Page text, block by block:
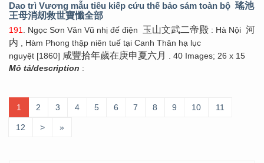
Dao trì Vương mẫu tiêu kiếp cứu thế bảo sám toàn bộ 瑤池
王母消刼救世寶懺全部
191. Ngọc Sơn Văn Vũ nhị đế điện 玉山文武二帝殿 : Hà Nội 河
内 , Hàm Phong thập niên tuế tại Canh Thân hạ lục
nguyệt [1860] 咸豐拾年歲在庚申夏六月 . 40 Images; 26 x 15
Mô tả/description :
1 2 3 4 5 6 7 8 9 10 11
12 > »